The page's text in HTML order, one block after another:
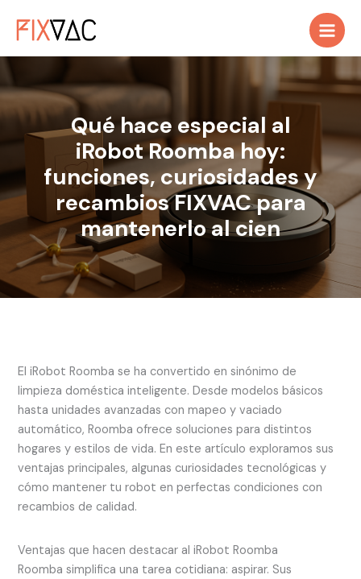
Qué hace especial al
iRobot Roomba hoy:
funciones, curiosidades y
recambios FIXVAC para
mantenerlo al cien
El iRobot Roomba se ha convertido en sinónimo de
limpieza doméstica inteligente. Desde modelos básicos
hasta unidades avanzadas con mapeo y vaciado
automático, Roomba ofrece soluciones para distintos
hogares y estilos de vida. En este artículo exploramos sus
ventajas principales, algunas curiosidades tecnológicas y
cómo mantener tu robot en perfectas condiciones con
recambios de calidad.
Ventajas que hacen destacar al iRobot Roomba
Roomba simplifica una tarea cotidiana: aspirar. Sus